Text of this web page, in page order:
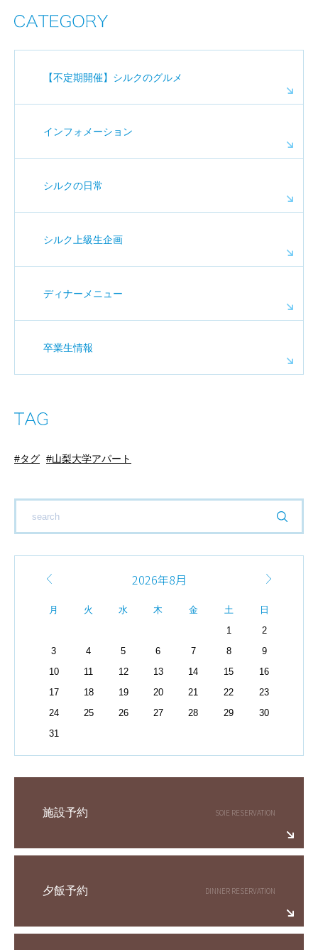
【不定期開催】シルクのグルメ
インフォメーション
シルクの日常
シルク上級生企画
ディナーメニュー
卒業生情報
タグ 山梨大学アパート
2026年8月
月 火 水 木 金 土
日
1
2
3
4 5 6 7 8
9
10
11 12 13 14 15
16
17
18 19 20 21 22
23
24
25 26 27 28 29
30
31
施設予約
夕飯予約